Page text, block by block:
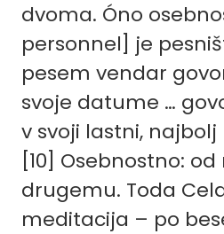
dvoma. Óno
personnel] je
pesem vendar
svoje datume …
v svoji lastni, najbolj
[10] Osebnostno:
drugemu. Toda
meditacija – po